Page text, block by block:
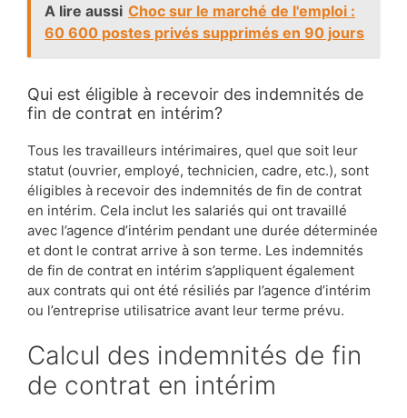
A lire aussi Choc sur le marché de l'emploi :
60 600 postes privés supprimés en 90 jours
Qui est éligible à recevoir des indemnités de
fin de contrat en intérim?
Tous les travailleurs intérimaires, quel que soit leur
statut (ouvrier, employé, technicien, cadre, etc.), sont
éligibles à recevoir des indemnités de fin de contrat
en intérim. Cela inclut les salariés qui ont travaillé
avec l’agence d’intérim pendant une durée déterminée
et dont le contrat arrive à son terme. Les indemnités
de fin de contrat en intérim s’appliquent également
aux contrats qui ont été résiliés par l’agence d’intérim
ou l’entreprise utilisatrice avant leur terme prévu.
Calcul des indemnités de fin
de contrat en intérim